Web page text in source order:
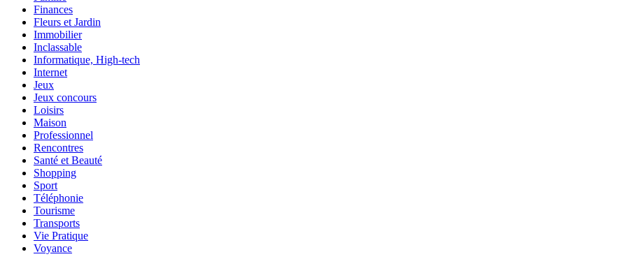
Finances
Fleurs et Jardin
Immobilier
Inclassable
Informatique, High-tech
Internet
Jeux
Jeux concours
Loisirs
Maison
Professionnel
Rencontres
Santé et Beauté
Shopping
Sport
Téléphonie
Tourisme
Transports
Vie Pratique
Voyance